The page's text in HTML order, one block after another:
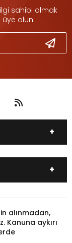
sahibi olmak
olun.
alınmadan,
aykırı